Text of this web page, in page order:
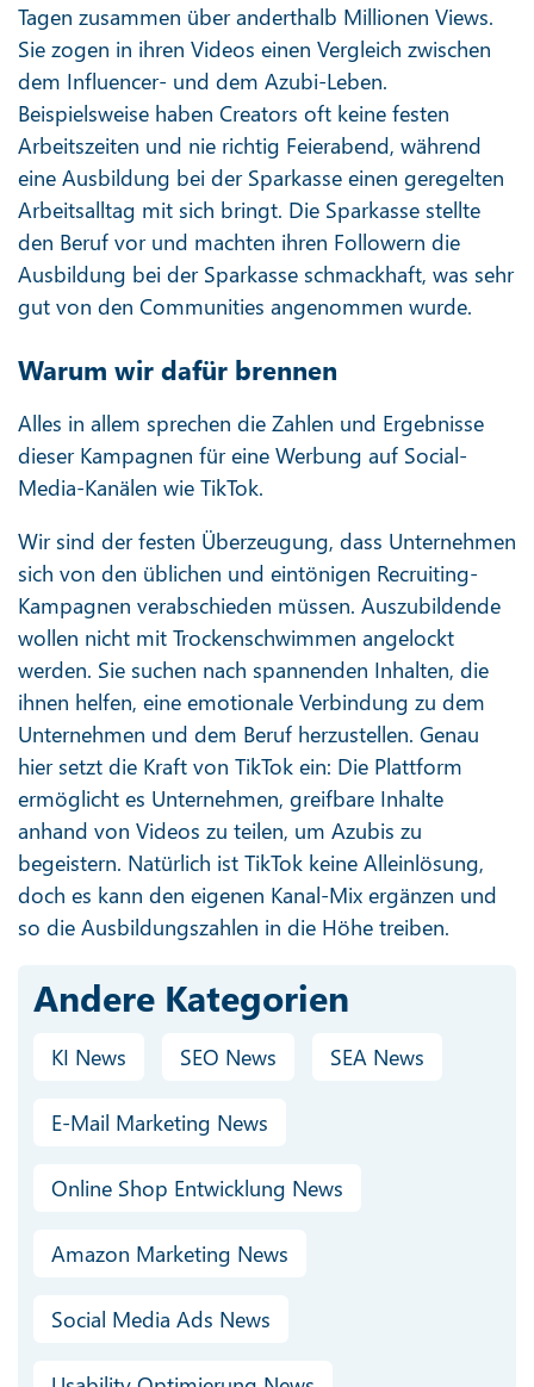
Andere Kategorien
KI News SEO News SEA News
E-Mail Marketing News
Online Shop Entwicklung News
Amazon Marketing News
Social Media Ads News
Tagen zusammen über anderthalb Millionen Views.
Sie zogen in ihren Videos einen Vergleich zwischen
dem Influencer- und dem Azubi-Leben.
Beispielsweise haben Creators oft keine festen
Arbeitszeiten und nie richtig Feierabend, während
eine Ausbildung bei der Sparkasse einen geregelten
Arbeitsalltag mit sich bringt. Die Sparkasse stellte
den Beruf vor und machten ihren Followern die
Ausbildung bei der Sparkasse schmackhaft, was sehr
gut von den Communities angenommen wurde.
Warum wir dafür brennen
Alles in allem sprechen die Zahlen und Ergebnisse
dieser Kampagnen für eine Werbung auf Social-
Media-Kanälen wie TikTok.
Wir sind der festen Überzeugung, dass Unternehmen
sich von den üblichen und eintönigen Recruiting-
Kampagnen verabschieden müssen. Auszubildende
wollen nicht mit Trockenschwimmen angelockt
werden. Sie suchen nach spannenden Inhalten, die
ihnen helfen, eine emotionale Verbindung zu dem
Unternehmen und dem Beruf herzustellen. Genau
hier setzt die Kraft von TikTok ein: Die Plattform
ermöglicht es Unternehmen, greifbare Inhalte
anhand von Videos zu teilen, um Azubis zu
begeistern. Natürlich ist TikTok keine Alleinlösung,
doch es kann den eigenen Kanal-Mix ergänzen und
so die Ausbildungszahlen in die Höhe treiben.